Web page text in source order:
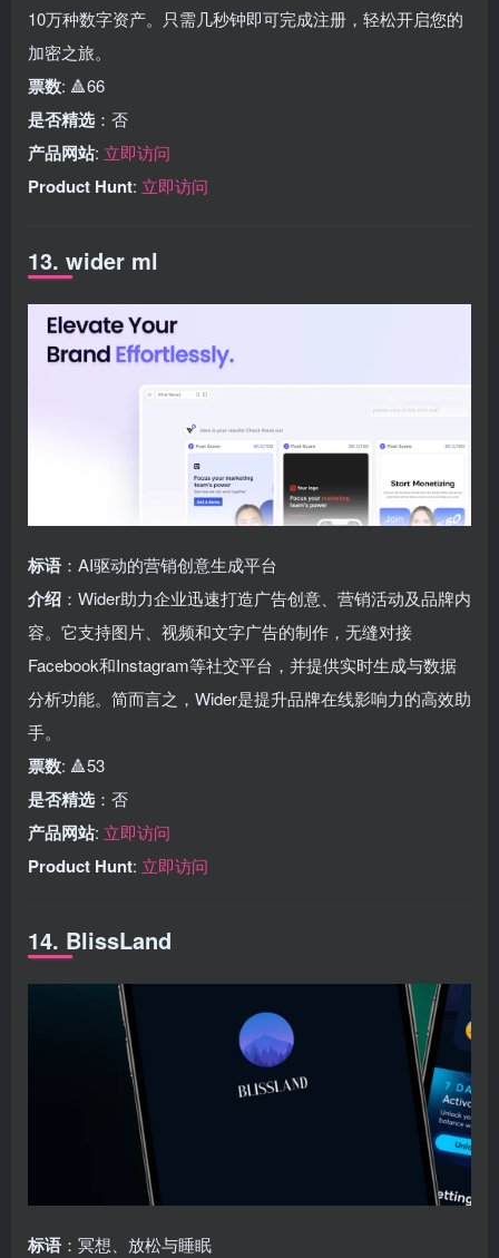
10万种数字资产。只需几秒钟即可完成注册，轻松开启您的
加密之旅。
票数: 🔺66
是否精选 ：否
产品网站: 立即访问
Product Hunt: 立即访问
13. wider ml
标语 ：AI驱动的营销创意生成平台
介绍 ：Wider助力企业迅速打造广告创意、营销活动及品牌内
容。它支持图片、视频和文字广告的制作，无缝对接
Facebook和Instagram等社交平台，并提供实时生成与数据
分析功能。简而言之，Wider是提升品牌在线影响力的高效助
手。
票数: 🔺53
是否精选 ：否
产品网站: 立即访问
Product Hunt: 立即访问
14. BlissLand
标语 ：冥想、放松与睡眠